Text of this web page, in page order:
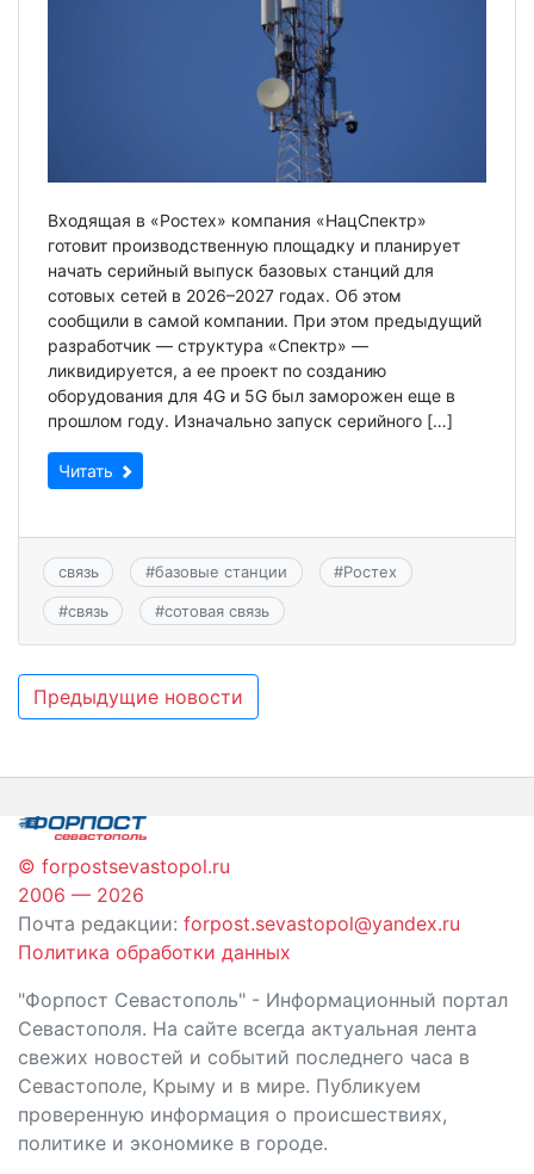
Входящая в «Ростех» компания «НацСпектр»
готовит производственную площадку и планирует
начать серийный выпуск базовых станций для
сотовых сетей в 2026–2027 годах. Об этом
сообщили в самой компании. При этом предыдущий
разработчик — структура «Спектр» —
ликвидируется, а ее проект по созданию
оборудования для 4G и 5G был заморожен еще в
прошлом году. Изначально запуск серийного […]
Читать
связь #базовые станции #Ростех
#связь #сотовая связь
Навигация
записям
Предыдущие новости
© forpostsevastopol.ru
2006 — 2026
Почта редакции: forpost.sevastopol@yandex.ru
Политика обработки данных
"Форпост Севастополь" - Информационный портал
Севастополя. На сайте всегда актуальная лента
свежих новостей и событий последнего часа в
Севастополе, Крыму и в мире. Публикуем
проверенную информация о происшествиях,
политике и экономике в городе.